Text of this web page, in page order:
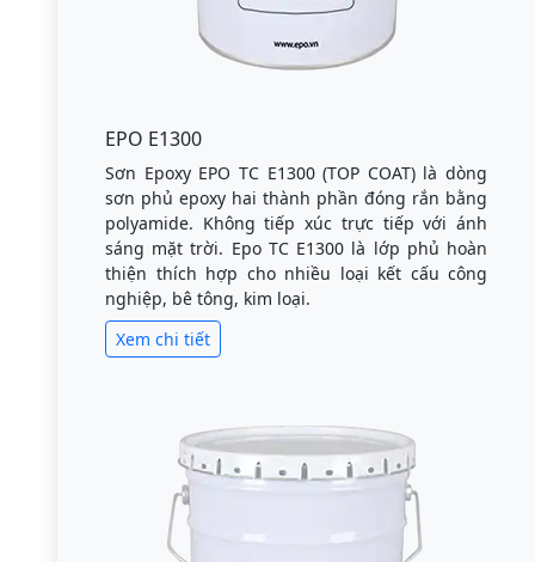
EPO E1300
Sơn Epoxy EPO TC E1300 (TOP COAT) là dòng
sơn phủ epoxy hai thành phần đóng rắn bằng
polyamide. Không tiếp xúc trực tiếp với ánh
sáng mặt trời. Epo TC E1300 là lớp phủ hoàn
thiện thích hợp cho nhiều loại kết cấu công
nghiệp, bê tông, kim loại.
Xem chi tiết